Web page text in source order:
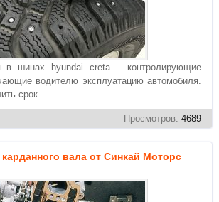
в шинах hyundai creta – контролирующие
водителю эксплуатацию автомобиля.
срок...
Просмотров: 4689
вала от Синкай Моторс